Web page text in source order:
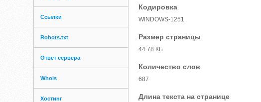
Ссылки
Robots.txt
Ответ сервера
Whois
Хостинг
Кодировка
WINDOWS-1251
Размер страницы
44.78 КБ
Количество слов
687
Длина текста на странице